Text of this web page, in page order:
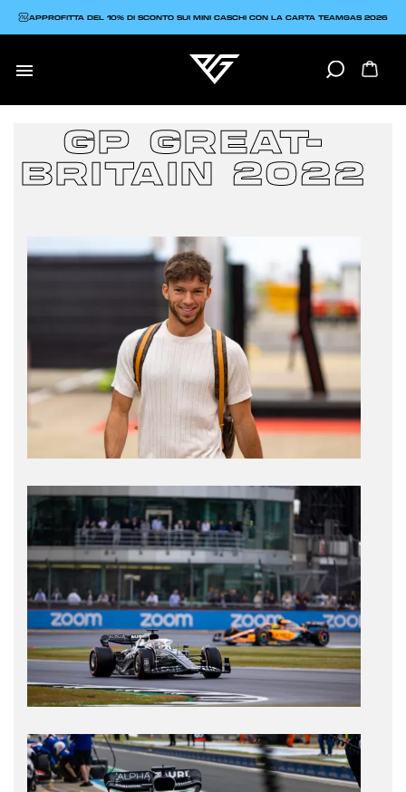

APPROFITTA DEL 10% DI SCONTO SUI MINI CASCHI CON LA CARTA TEAMGAS 2026
GP GREAT-
BRITAIN 2022